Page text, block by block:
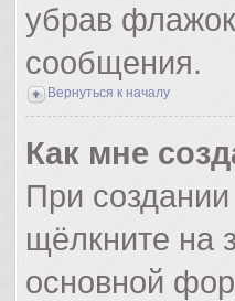
убрав флажок
сообщения.
Вернуться к началу
Как мне
При
щёлкните на
основной